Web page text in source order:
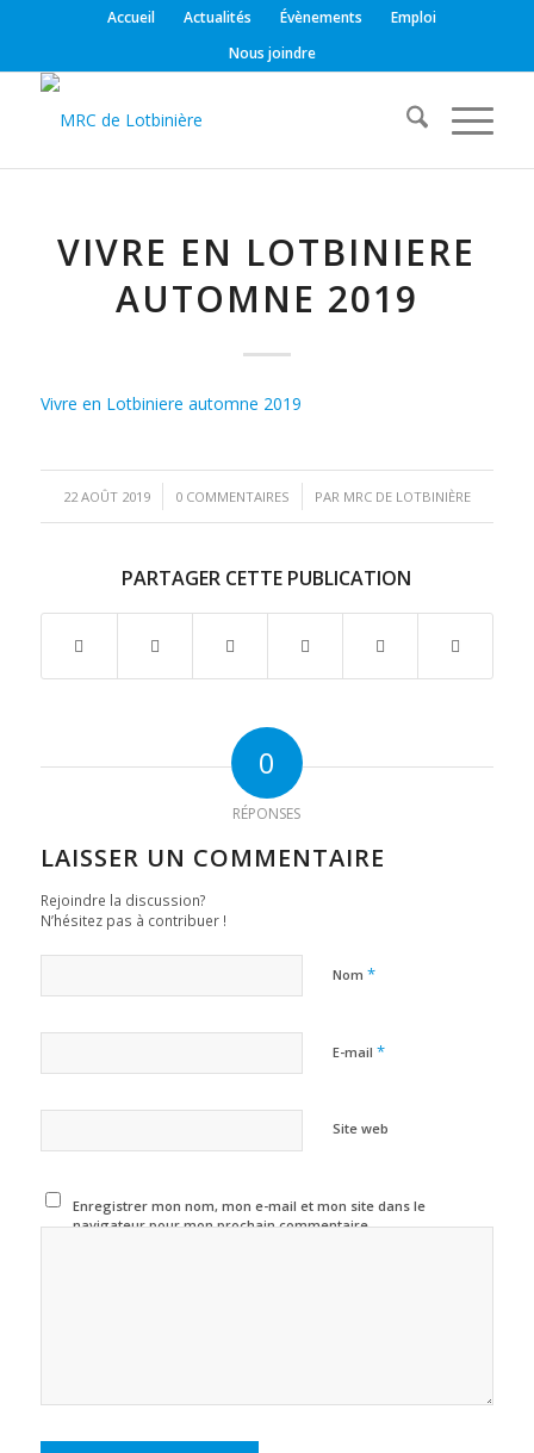
Accueil Actualités Évènements
Emploi
Nous joindre
VIVRE EN LOTBINIERE
AUTOMNE 2019
Vivre en Lotbiniere automne 2019
22 AOÛT 2019
/ 0 COMMENTAIRES
/ PAR MRC DE LOTBINIÈRE
PARTAGER CETTE PUBLICATION
0
RÉPONSES
LAISSER UN COMMENTAIRE
Rejoindre la discussion?
N’hésitez pas à contribuer !
Nom *
E-mail *
Site web
Enregistrer mon nom, mon e-mail et mon site dans le
navigateur pour mon prochain commentaire.